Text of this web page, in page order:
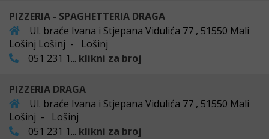
PIZZERIA - SPAGHETTERIA DRAGA
Ul. braće Ivana i Stjepana Vidulića 77 , 51550 Mali
Lošinj Lošinj - Lošinj
051 231 1... klikni za broj
PIZZERIA DRAGA
Ul. braće Ivana i Stjepana Vidulića 77 , 51550 Mali
Lošinj - Lošinj
051 231 1... klikni za broj